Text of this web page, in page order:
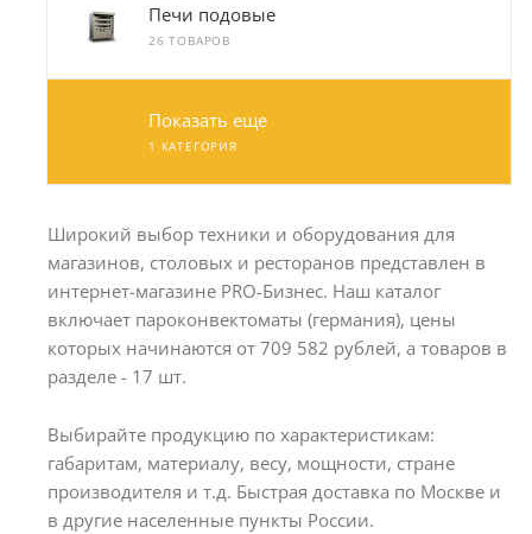
Печи подовые
26 ТОВАРОВ
Показать еще
1 КАТЕГОРИЯ
Широкий выбор техники и оборудования для
магазинов, столовых и ресторанов представлен в
интернет-магазине PRO-Бизнес. Наш каталог
включает пароконвектоматы (германия), цены
которых начинаются от 709 582 рублей, а товаров в
разделе - 17 шт.
Выбирайте продукцию по характеристикам:
габаритам, материалу, весу, мощности, стране
производителя и т.д. Быстрая доставка по Москве и
в другие населенные пункты России.